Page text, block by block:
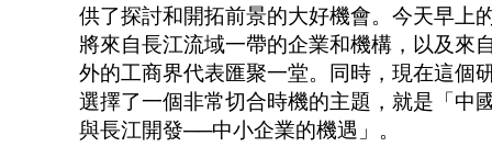
供了探討和開拓前景的大好機會。今天早上
將來自長江流域一帶的企業和機構，以及來
外的工商界代表匯聚一堂。同時，現在這個
選擇了一個非常切合時機的主題，就是「中
與長江開發──中小企業的機遇」。